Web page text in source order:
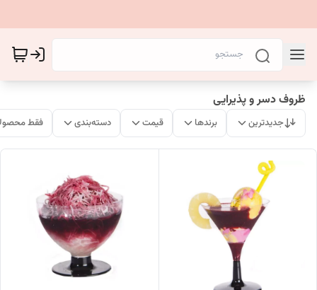
ظروف دسر و پذیرایی
جدیدترین برندها قیمت دسته‌بندی فقط